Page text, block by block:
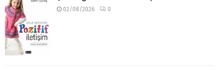
02/08/2026 0